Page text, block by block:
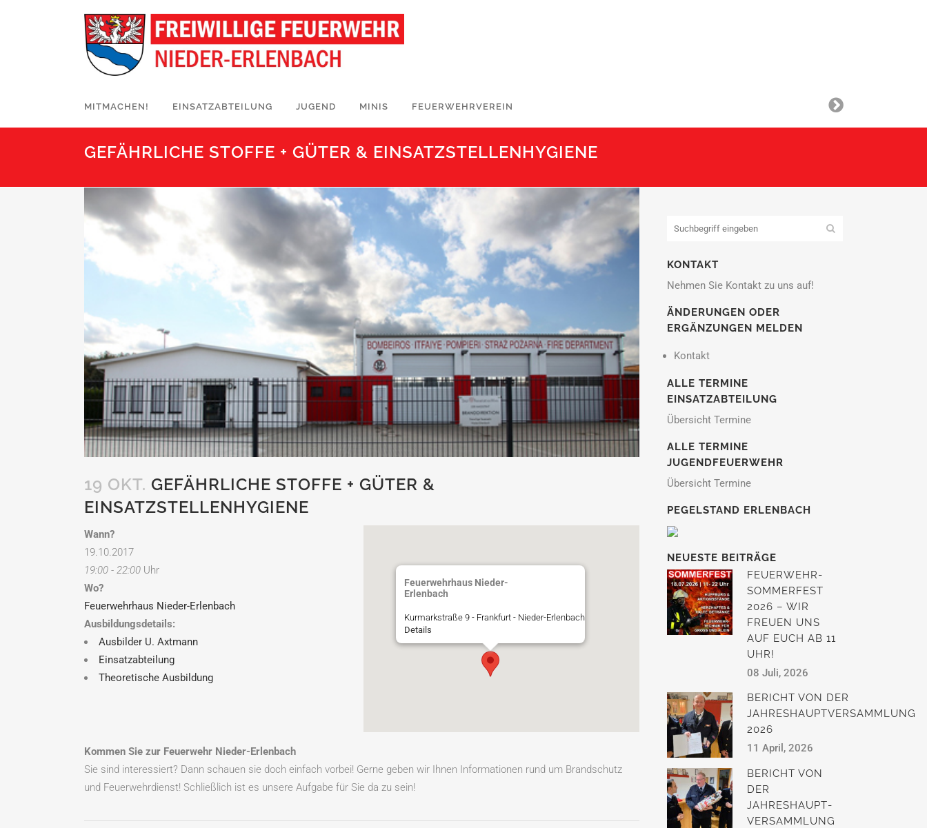
MITMACHEN! EINSATZABTEILUNG JUGEND MINIS FEUERWEHRVEREIN
GEFÄHRLICHE STOFFE + GÜTER & EINSATZSTELLENHYGIENE
19 OKT. GEFÄHRLICHE STOFFE + GÜTER &
EINSATZSTELLENHYGIENE
Feuerwehrhaus Nieder-
Erlenbach
Kurmarkstraße 9 - Frankfurt - Nieder-Erlenbach
Details
Wann?
19.10.2017
19:00 - 22:00 Uhr
Wo?
Feuerwehrhaus Nieder-Erlenbach
Ausbildungsdetails:
Ausbilder U. Axtmann
Einsatzabteilung
Theoretische Ausbildung
Kommen Sie zur Feuerwehr Nieder-Erlenbach
Sie sind interessiert? Dann schauen sie doch einfach vorbei! Gerne geben wir Ihnen Informationen rund um Brandschutz
und Feuerwehrdienst! Schließlich ist es unsere Aufgabe für Sie da zu sein!
KONTAKT
Nehmen Sie Kontakt zu uns auf!
ÄNDERUNGEN ODER
ERGÄNZUNGEN MELDEN
Kontakt
ALLE TERMINE
EINSATZABTEILUNG
Übersicht Termine
ALLE TERMINE
JUGENDFEUERWEHR
Übersicht Termine
PEGELSTAND ERLENBACH
NEUESTE BEITRÄGE
FEUERWEHR-
SOMMERFEST
2026 – WIR
FREUEN UNS
AUF EUCH AB 11
UHR!
08 Juli, 2026
BERICHT VON DER
JAHRESHAUPTVERSAMMLUNG
2026
11 April, 2026
BERICHT VON
DER
JAHRESHAUPT­
VERSAMMLUNG